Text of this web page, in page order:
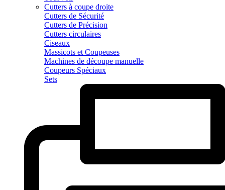
Cutters à coupe droite
Cutters de Sécurité
Cutters de Précision
Cutters circulaires
Ciseaux
Massicots et Coupeuses
Machines de découpe manuelle
Coupeurs Spéciaux
Sets